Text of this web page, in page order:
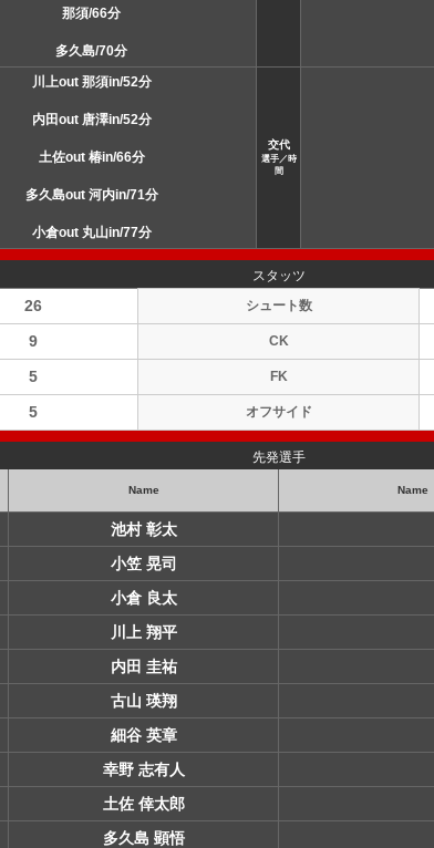
那須/66分
多久島/70分
川上out 那須in/52分
内田out 唐澤in/52分
土佐out 椿in/66分
多久島out 河内in/71分
小倉out 丸山in/77分
交代
選手／時
間
スタッツ
26 シュート数
9
CK
5
FK
5
オフサイド
先発選手
Name Name
池村 彰太
小笠 晃司
小倉 良太
川上 翔平
内田 圭祐
古山 瑛翔
細谷 英章
幸野 志有人
土佐 倖太郎
多久島 顕悟